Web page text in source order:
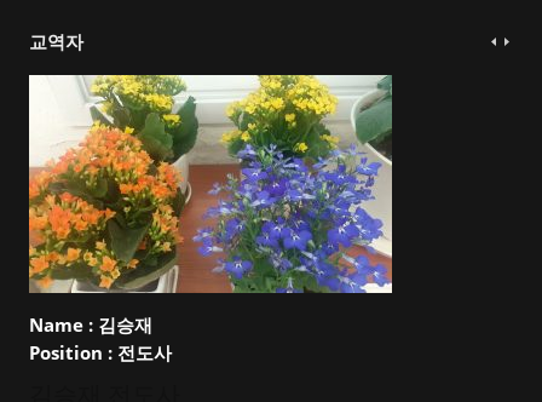
교역자
Name : 김승재
Position : 전도사